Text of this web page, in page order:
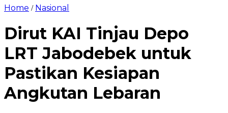
Home / Nasional
Dirut KAI Tinjau Depo
LRT Jabodebek untuk
Pastikan Kesiapan
Angkutan Lebaran